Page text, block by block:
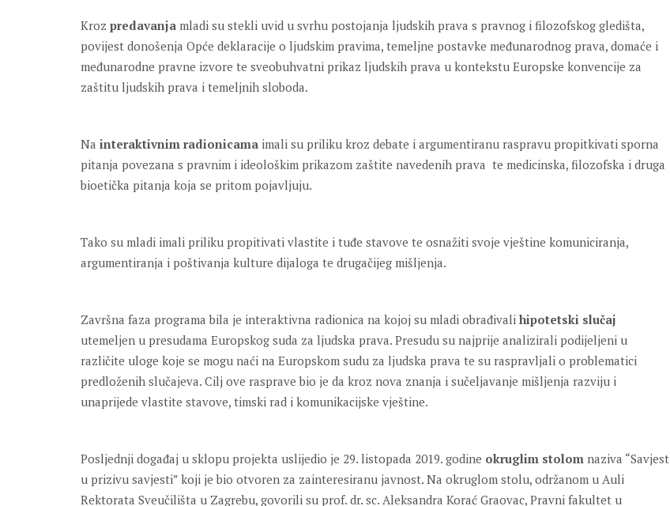
Kroz predavanja mladi su stekli uvid u svrhu postojanja ljudskih prava s pravnog i filozofskog gledišta,
povijest donošenja Opće deklaracije o ljudskim pravima, temeljne postavke međunarodnog prava, domaće i
međunarodne pravne izvore te sveobuhvatni prikaz ljudskih prava u kontekstu Europske konvencije za
zaštitu ljudskih prava i temeljnih sloboda.
Na interaktivnim radionicama imali su priliku kroz debate i argumentiranu raspravu propitkivati sporna
pitanja povezana s pravnim i ideološkim prikazom zaštite navedenih prava te medicinska, filozofska i druga
bioetička pitanja koja se pritom pojavljuju.
Tako su mladi imali priliku propitivati vlastite i tuđe stavove te osnažiti svoje vještine komuniciranja,
argumentiranja i poštivanja kulture dijaloga te drugačijeg mišljenja.
Završna faza programa bila je interaktivna radionica na kojoj su mladi obrađivali hipotetski slučaj
utemeljen u presudama Europskog suda za ljudska prava. Presudu su najprije analizirali podijeljeni u
različite uloge koje se mogu naći na Europskom sudu za ljudska prava te su raspravljali o problematici
predloženih slučajeva. Cilj ove rasprave bio je da kroz nova znanja i sučeljavanje mišljenja razviju i
unaprijede vlastite stavove, timski rad i komunikacijske vještine.
Posljednji događaj u sklopu projekta uslijedio je 29. listopada 2019. godine okruglim stolom naziva “Savjest
u prizivu savjesti” koji je bio otvoren za zainteresiranu javnost. Na okruglom stolu, održanom u Auli
Rektorata Sveučilišta u Zagrebu, govorili su prof. dr. sc. Aleksandra Korać Graovac, Pravni fakultet u